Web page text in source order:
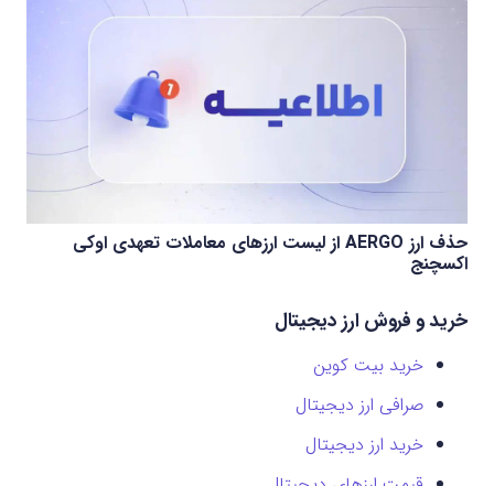
حذف ارز AERGO از لیست ارزهای معاملات تعهدی اوکی
اکسچنج
خرید و فروش ارز دیجیتال
خرید بیت کوین
صرافی ارز دیجیتال
خرید ارز دیجیتال